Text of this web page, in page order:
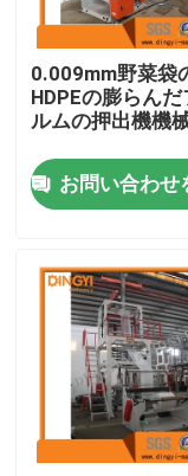
工場旅行
品質管理
私達に連絡しな
フィルムの膨ら
HDPEの膨らん
LDPEの膨らん
0.009mm野菜袋
HDPEの膨らんだ
ルムの押出機機
お問い合わせ